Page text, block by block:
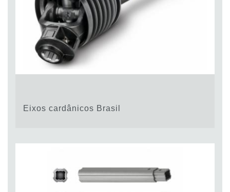
Eixos cardânicos Brasil